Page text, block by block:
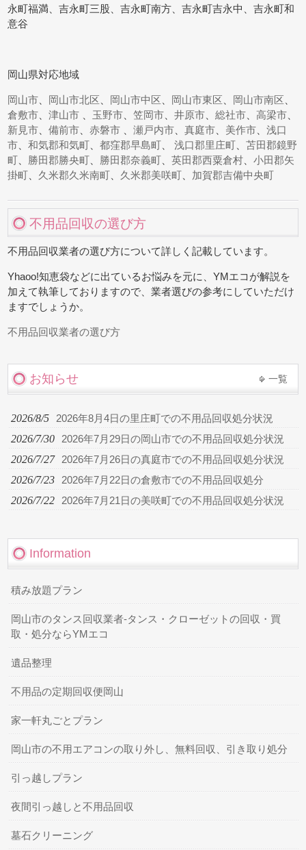
永町福満、吉永町三股、吉永町南方、吉永町吉永中、吉永町和
意谷
岡山県対応地域
岡山市 岡山市北区 岡山市中区 岡山市東区 岡山市南区
倉敷市 、津山市 玉野市 、笠岡市 、井原市 、総社市 、高梁市
新見市 、備前市 、赤磐市 、瀬戸内市 、真庭市 美作市 、浅口
市 、和気郡和気町 、都窪郡早島町 、浅口郡里庄町 、苫田郡鏡野
町
勝田郡勝央町 勝田郡奈義町 、英田郡西粟倉村 、小田郡矢
掛町
久米郡久米南町 久米郡美咲町 加賀郡吉備中央町
不用品回収の選び方
不用品回収業者の選び方について詳しく記載しています。
Yhaoo!知恵袋などに出ているお悩みを元に、YMエコが解説を
加えて執筆しておりますので、業者選びの参考にしていただけ
ますでしょうか。
不用品回収業者の選び方
お知らせ 一覧
2026/8/5 2026年8月4日の里庄町での不用品回収処分状況
2026/7/30 2026年7月29日の岡山市での不用品回収処分状況
2026/7/27 2026年7月26日の真庭市での不用品回収処分状況
2026/7/23 2026年7月22日の倉敷市での不用品回収処分
2026/7/22 2026年7月21日の美咲町での不用品回収処分状況
Information
積み放題プラン
岡山市のタンス回収業者-タンス・クローゼットの回収・買
取・処分ならYMエコ
遺品整理
不用品の定期回収便岡山
家一軒丸ごとプラン
岡山市の不用エアコンの取り外し、無料回収、引き取り処分
引っ越しプラン
夜間引っ越しと不用品回収
墓石クリーニング